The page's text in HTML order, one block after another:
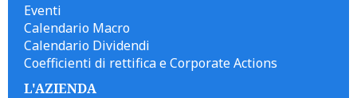
Eventi
Calendario Macro
Calendario Dividendi
Coefficienti di rettifica e Corporate Actions
L'AZIENDA